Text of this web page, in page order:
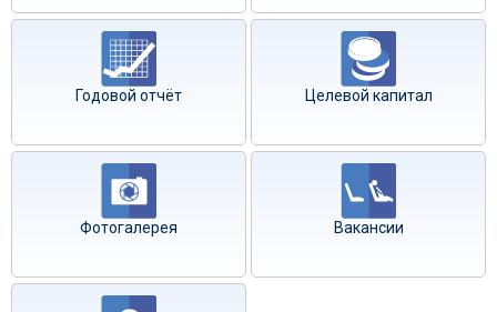
Годовой отчёт Целевой капитал
Фотогалерея Вакансии